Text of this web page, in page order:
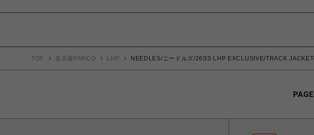
TOP 名古屋PARCO LHP NEEDLES/ニードルズ/26SS LHP EXCLUSIVE/TRACK